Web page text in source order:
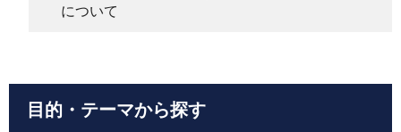
について
目的・テーマから探す